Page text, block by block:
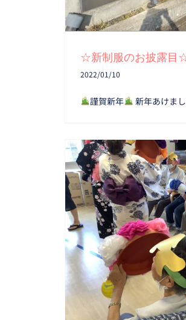
☆新制服のお披露目
2022/01/10
謹賀新年 新年あけま
サマーフェステ